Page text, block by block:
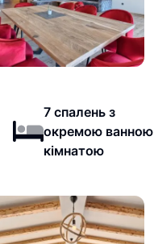
7 спалень з
окремою ванною
кімнатою